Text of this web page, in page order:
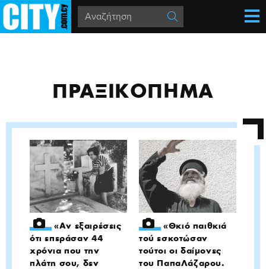
ΠΡΑΞΙΚΟΠΗΜΑ
«Αν εξαιρέσεις
ότι επεράσαν 44
χρόνια που την
πλάτη σου, δεν
«Θκιό παιθκιά
τού εσκοτώσαν
τούτοι οι δαίμονες
του ΠαπαΛάζαρου.